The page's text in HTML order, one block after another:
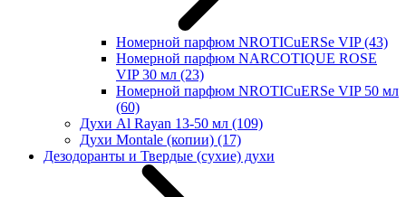
Номерной парфюм NROTICuERSe VIP(43)
Номерной парфюм NARCOTIQUE ROSE
VIP 30 мл (23)
Номерной парфюм NROTICuERSe VIP 50 мл
(60)
Духи Al Rayan 13-50 мл (109)
Духи Montale (копии) (17)
Дезодоранты и Твердые (сухие) духи